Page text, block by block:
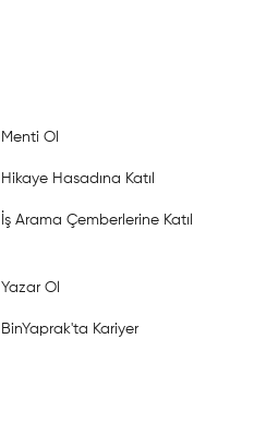
Menti Ol
Hikaye Hasadına Katıl
İş Arama Çemberlerine Katıl
Yazar Ol
BinYaprak'ta Kariyer